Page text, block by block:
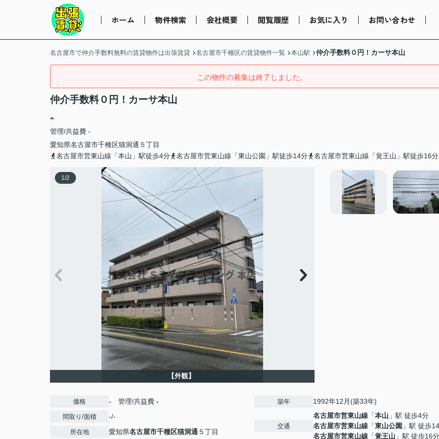
ホーム 物件検索 会社概要 閲覧履歴 お気に入り お問い合わせ
名古屋市で仲介手数料無料の賃貸物件は出張賃貸 名古屋市千種区の賃貸物件一覧 本山駅 仲介手数料０円！カーサ本山
この物件の募集は終了しました。
仲介手数料０円！カーサ本山
-
管理/共益費 -
愛知県名古屋市千種区猫洞通 ５丁目
名古屋市営東山線「本山」駅徒歩4分
名古屋市営東山線「東山公園」駅徒歩14分 名古屋市営東山線「覚王山」駅徒歩16分
1/2
【外観】
価格 - 管理/共益費 -
間取り/面積 -/-
所在地 愛知県名古屋市千種区猫洞通 ５丁目
築年 1992年12月(築33年)
交通
名古屋市営東山線 「本山 」駅 徒歩4分
名古屋市営東山線 「東山公園 」駅 徒歩
名古屋市営東山線 「覚王山 」駅 徒歩16分